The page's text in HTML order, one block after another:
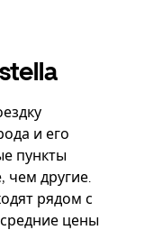
и его
пункты
чем другие.
рядом с
цены